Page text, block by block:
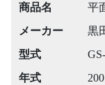
商品名
平
メーカー
黒
型式
年式